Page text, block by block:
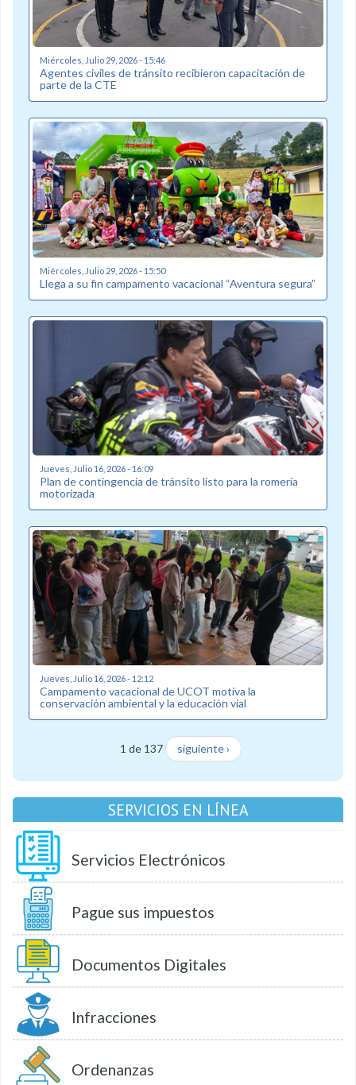
Miércoles, Julio 29, 2026 - 15:46
Agentes civiles de tránsito recibieron capacitación de
parte de la CTE
Miércoles, Julio 29, 2026 - 15:50
Llega a su fin campamento vacacional “Aventura segura”
Jueves, Julio 16, 2026 - 16:09
Plan de contingencia de tránsito listo para la romería
motorizada
Jueves, Julio 16, 2026 - 12:12
Campamento vacacional de UCOT motiva la
conservación ambiental y la educación vial
1 de 137 siguiente ›
SERVICIOS EN LÍNEA
Servicios Electrónicos
Pague sus impuestos
Documentos Digitales
Infracciones
Ordenanzas